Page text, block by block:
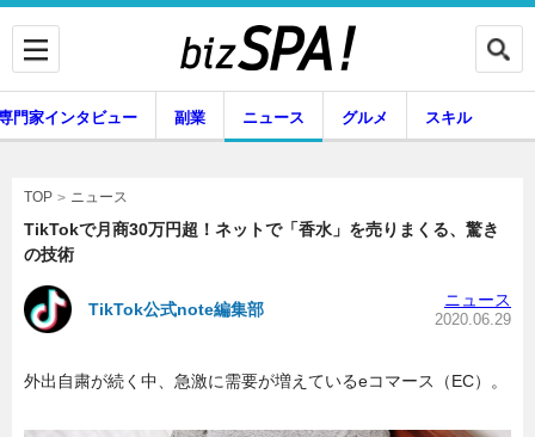
専門家インタビュー
副業 ニュース
門家インタビュー 副業 ニュース グルメ スキル
TOP ニュース
TikTokで月商30万円超！ネットで「香水」を売りまくる、驚き
の技術
TikTok公式note編集部 ニュース
2020.06.29
外出自粛が続く中、急激に需要が増えているeコマース（EC）。